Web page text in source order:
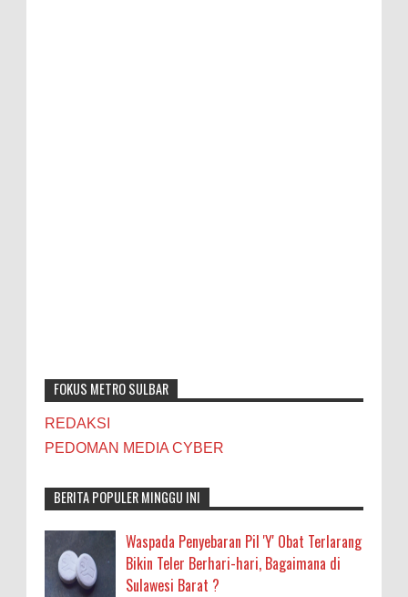
FOKUS METRO SULBAR
REDAKSI
PEDOMAN MEDIA CYBER
BERITA POPULER MINGGU INI
Waspada Penyebaran Pil 'Y' Obat Terlarang
Bikin Teler Berhari-hari, Bagaimana di
Sulawesi Barat ?